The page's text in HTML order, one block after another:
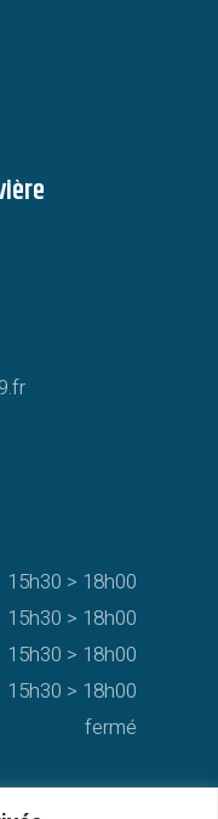
15h30 > 18h00
15h30 > 18h00
15h30 > 18h00
15h30 > 18h00
fermé